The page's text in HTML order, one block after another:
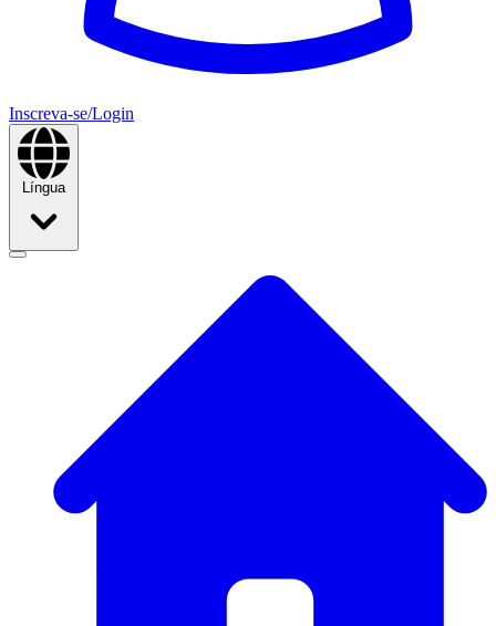
Inscreva-se/Login
Língua